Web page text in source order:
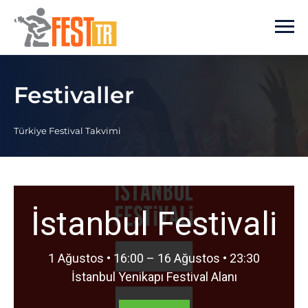
Ana içeriğe atla
Festivaller
Türkiye Festival Takvimi
İstanbul Festivali
1 Ağustos • 16:00 – 16 Ağustos • 23:30
İstanbul Yenikapı Festival Alanı